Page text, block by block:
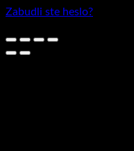
Zabudli ste heslo?